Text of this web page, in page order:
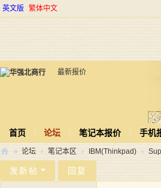
英文版 繁体中文
最新报价
首页 论坛 笔记本报价 手机
» 论坛 › 笔记本区 › IBM(Thinkpad) ›
发新帖 回复